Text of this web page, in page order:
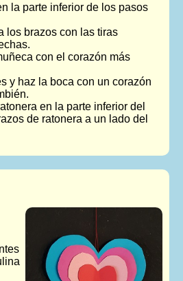
la parte inferior de los pasos
los brazos con las tiras
con el corazón más
y haz la boca con un corazón
en la parte inferior del
de ratonera a un lado del